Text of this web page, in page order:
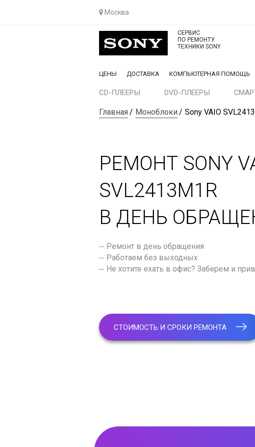
Москва
СЕРВИС
ПО РЕМОНТУ
ТЕХНИКИ SONY
ЦЕНЫ ДОСТАВКА КОМПЬЮТЕРНАЯ ПОМОЩЬ
CD-ПЛЕЕРЫ DVD-ПЛЕЕРЫ
Главная Моноблоки Sony VAIO
РЕМОНТ SONY
SVL2413M1R
В ДЕНЬ
Ремонт в день обращения
Работаем без выходных
Не хотите ехать в офис? Заберем и
СТОИМОСТЬ И СРОКИ РЕМОНТА